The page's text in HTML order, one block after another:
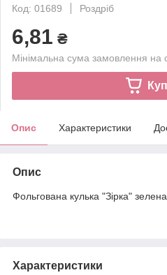
Код: 01689
Роздріб
6,81 ₴
Мінімальна сума замовлення на
Опис Характеристики
Опис
Фольгована кулька "Зірка"
Характеристики